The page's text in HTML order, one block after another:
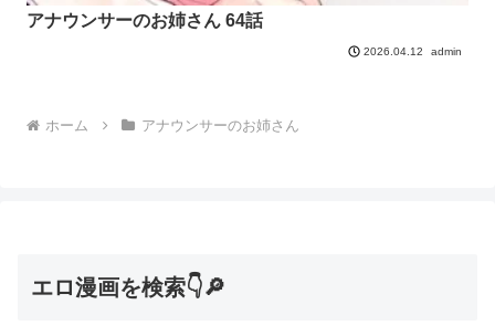
アナウンサーのお姉さん 64話
2026.04.12 admin
ホーム アナウンサーのお姉さん
エロ漫画を検索👇🔎